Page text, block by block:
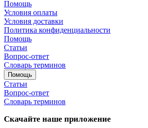
Помощь
Условия оплаты
Условия доставки
Политика конфиденциальности
Помощь
Статьи
Вопрос-ответ
Словарь терминов
Помощь
Статьи
Вопрос-ответ
Словарь терминов
Скачайте наше приложение